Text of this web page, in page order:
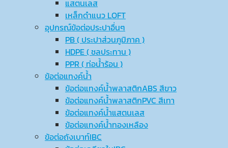
แสตนเลส
เหล็กดำแนว LOFT
อุปกรณ์ข้อต่อประปาอื่นๆ
PB ( ประปาส่วนภูมิภาค )
HDPE ( ชลประทาน )
PPR ( ท่อน้ำร้อน )
ข้อต่อแทงค์น้ำ
ข้อต่อแทงค์น้ำพลาสติกABS สีขาว
ข้อต่อแทงค์น้ำพลาสติกPVC สีเทา
ข้อต่อแทงค์น้ำแสตนเลส
ข้อต่อแทงค์น้ำทองเหลือง
ข้อต่อถังเบาท์IBC